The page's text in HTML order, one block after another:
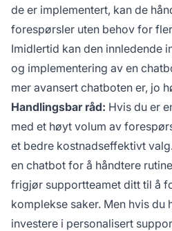
de er implementert, kan de
forespørsler uten behov for
Imidlertid kan den innledende
og implementering av en
mer avansert chatboten er, jo
Handlingsbar råd: Hvis du er
med et høyt volum av
et bedre kostnadseffektivt
en chatbot for å håndtere
frigjør supportteamet ditt til å
komplekse saker. Men hvis du
investere i personalisert